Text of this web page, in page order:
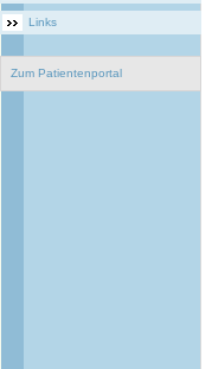
Links
Zum Patientenportal